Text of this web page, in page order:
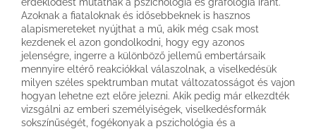
Azoknak a fiataloknak és idősebbeknek is hasznos
alapismereteket nyújthat a mű, akik még csak most
kezdenek el azon gondolkodni, hogy egy azonos
jelenségre, ingerre a különböző jellemű embertársaik
mennyire eltérő reakciókkal válaszolnak, a viselkedésük
milyen széles spektrumban mutat változatosságot és vajon
hogyan lehetne ezt előre jelezni. Akik pedig már elkezdték
vizsgálni az emberi személyiségek, viselkedésformák
sokszínűségét, fogékonyak a pszichológia és a